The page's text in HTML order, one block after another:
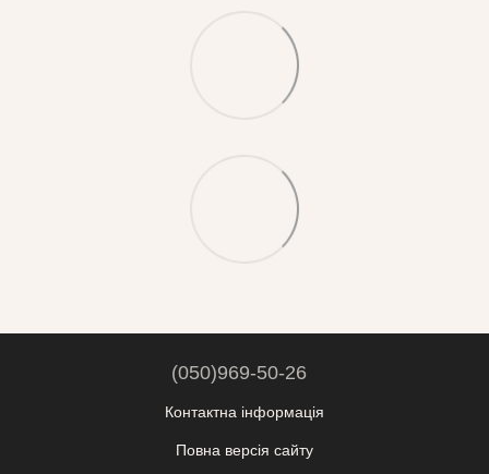
(050)969-50-26
Контактна інформація
Повна версія сайту